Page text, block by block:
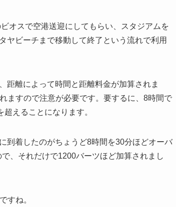
オスで空港送迎にしてもらい、スタジアムを
ヤビーチまで移動して終了という流れで利用
距離によって時間と距離料金が加算されま
ますので注意が必要です。要するに、8時間で
えることになります。
到着したのがちょうど8時間を30分ほどオーバ
、それだけで1200バーツほど加算されまし
すね。